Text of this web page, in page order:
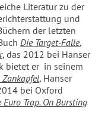
Literatur zu der
und
der letzten
Die Target-Falle.
, das 2012 bei Hanser
bietet er in seinem
, Hanser
bei Oxford
Euro Trap. On Bursting